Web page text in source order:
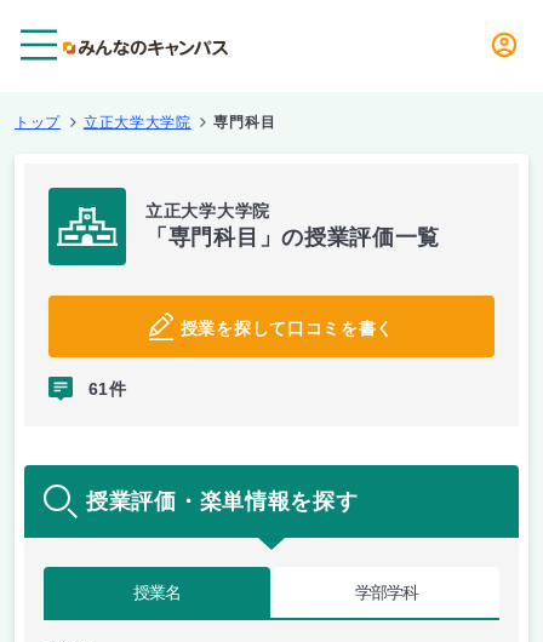
トップ 立正大学大学院 専門科目
立正大学大学院
「専門科目」の授業評価一覧
授業を探して口コミを書く
61件
授業評価・楽単情報を探す
授業名 学部学科